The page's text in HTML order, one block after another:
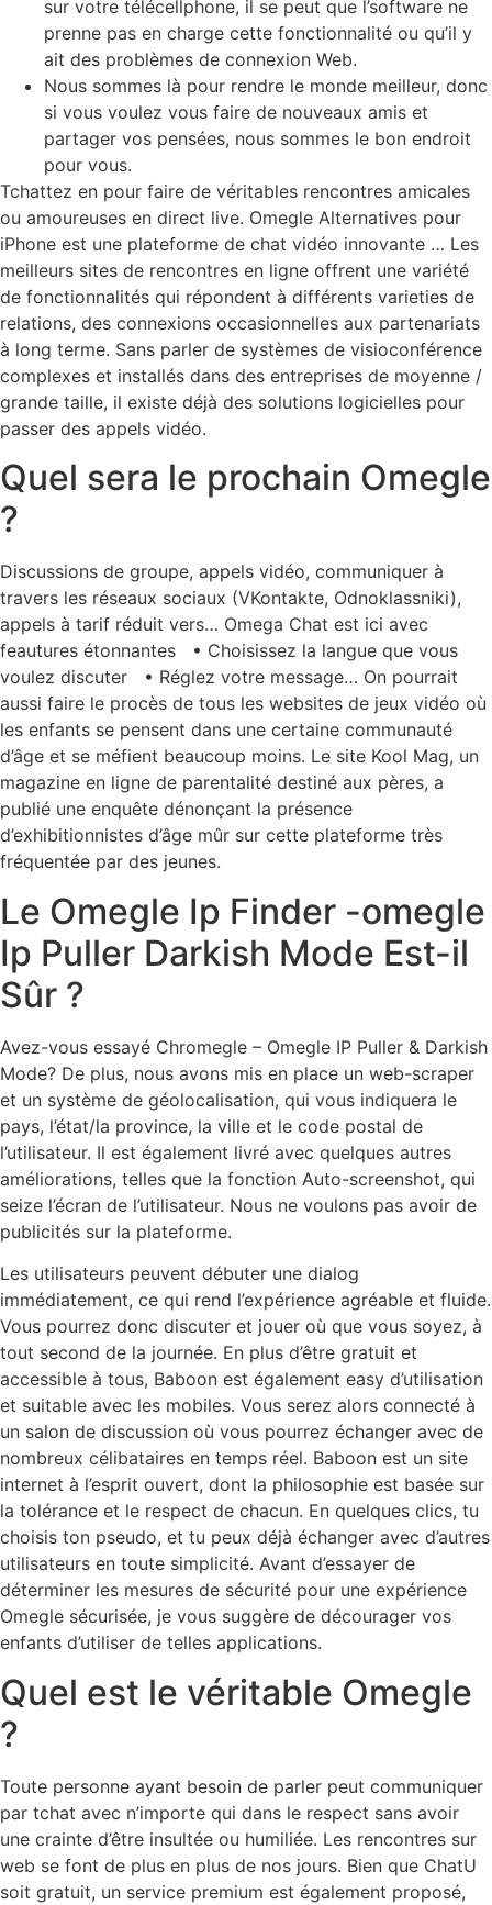
sur votre télécellphone, il se peut que l’software ne
prenne pas en charge cette fonctionnalité ou qu’il y
ait des problèmes de connexion Web.
Nous sommes là pour rendre le monde meilleur, donc
si vous voulez vous faire de nouveaux amis et
partager vos pensées, nous sommes le bon endroit
pour vous.
Tchattez en pour faire de véritables rencontres amicales
ou amoureuses en direct live. Omegle Alternatives pour
iPhone est une plateforme de chat vidéo innovante … Les
meilleurs sites de rencontres en ligne offrent une variété
de fonctionnalités qui répondent à différents varieties de
relations, des connexions occasionnelles aux partenariats
à long terme. Sans parler de systèmes de visioconférence
complexes et installés dans des entreprises de moyenne /
grande taille, il existe déjà des solutions logicielles pour
passer des appels vidéo.
Quel sera le prochain Omegle
?
Discussions de groupe, appels vidéo, communiquer à
travers les réseaux sociaux (VKontakte, Odnoklassniki),
appels à tarif réduit vers… Omega Chat est ici avec
feautures étonnantes • Choisissez la langue que vous
voulez discuter • Réglez votre message… On pourrait
aussi faire le procès de tous les websites de jeux vidéo où
les enfants se pensent dans une certaine communauté
d’âge et se méfient beaucoup moins. Le site Kool Mag, un
magazine en ligne de parentalité destiné aux pères, a
publié une enquête dénonçant la présence
d’exhibitionnistes d’âge mûr sur cette plateforme très
fréquentée par des jeunes.
Le Omegle Ip Finder -omegle
Ip Puller Darkish Mode Est-il
Sûr ?
Avez-vous essayé Chromegle – Omegle IP Puller & Darkish
Mode? De plus, nous avons mis en place un web-scraper
et un système de géolocalisation, qui vous indiquera le
pays, l’état/la province, la ville et le code postal de
l’utilisateur. Il est également livré avec quelques autres
améliorations, telles que la fonction Auto-screenshot, qui
seize l’écran de l’utilisateur. Nous ne voulons pas avoir de
publicités sur la plateforme.
Les utilisateurs peuvent débuter une dialog
immédiatement, ce qui rend l’expérience agréable et fluide.
Vous pourrez donc discuter et jouer où que vous soyez, à
tout second de la journée. En plus d’être gratuit et
accessible à tous, Baboon est également easy d’utilisation
et suitable avec les mobiles. Vous serez alors connecté à
un salon de discussion où vous pourrez échanger avec de
nombreux célibataires en temps réel. Baboon est un site
internet à l’esprit ouvert, dont la philosophie est basée sur
la tolérance et le respect de chacun. En quelques clics, tu
choisis ton pseudo, et tu peux déjà échanger avec d’autres
utilisateurs en toute simplicité. Avant d’essayer de
déterminer les mesures de sécurité pour une expérience
Omegle sécurisée, je vous suggère de décourager vos
enfants d’utiliser de telles applications.
Quel est le véritable Omegle
?
Toute personne ayant besoin de parler peut communiquer
par tchat avec n’importe qui dans le respect sans avoir
une crainte d’être insultée ou humiliée. Les rencontres sur
web se font de plus en plus de nos jours. Bien que ChatU
soit gratuit, un service premium est également proposé,